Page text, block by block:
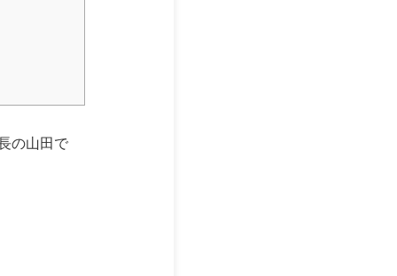
の山田で